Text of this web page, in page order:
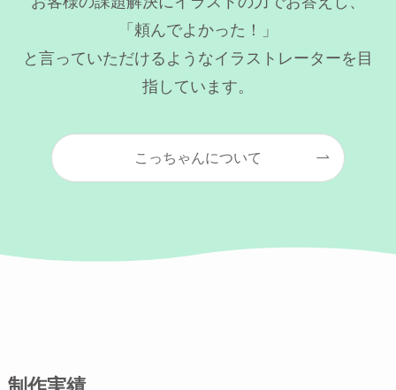
「頼んでよかった！」
と言っていただけるようなイラストレーターを目
指しています。
こっちゃんについて